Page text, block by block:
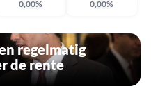
€0
0,00%
€0
0,00%
regelmatig
de rente